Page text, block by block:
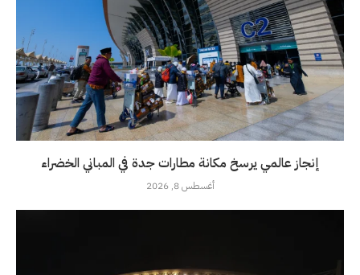
إنجاز عالمي يرسخ مكانة مطارات جدة في المباني الخضراء
أغسطس 8, 2026